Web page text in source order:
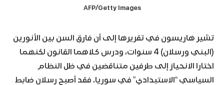
AFP/Getty Images
تشير هاريسون في تقريرها إلى أن فارق السن بين الأنورين
(البني ورسلان) 4 سنوات، ودرس كلاهما القانون لكنهما
اختارا الانحياز إلى طرفين متناقضين في ظل النظام
السياسي “الاستبدادي” في سوريا. فقد أصبح رسلان ضابط